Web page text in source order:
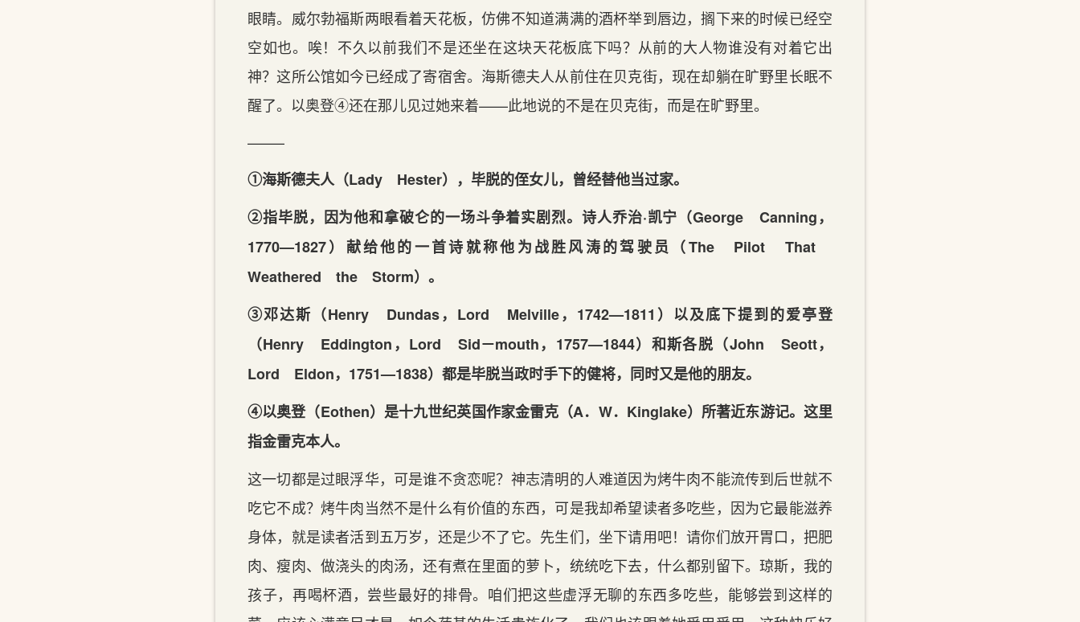
眼睛。威尔勃福斯两眼看着天花板，仿佛不知道满满的酒杯举到唇边，搁下来的时候已经空
空如也。唉！不久以前我们不是还坐在这块天花板底下吗？从前的大人物谁没有对着它出
神？这所公馆如今已经成了寄宿舍。海斯德夫人从前住在贝克街，现在却躺在旷野里长眠不
醒了。以奥登④还在那儿见过她来着——此地说的不是在贝克街，而是在旷野里。
——–
①海斯德夫人（Lady Hester），毕脱的侄女儿，曾经替他当过家。
②指毕脱，因为他和拿破仑的一场斗争着实剧烈。诗人乔治·凯宁（George Canning，
1770—1827）献给他的一首诗就称他为战胜风涛的驾驶员（The Pilot That
Weathered the Storm）。
③邓达斯（Henry Dundas，Lord Melville，1742—1811）以及底下提到的爱亭登
（Henry Eddington，Lord Sid－mouth，1757—1844）和斯各脱（John Seott，
Lord Eldon，1751—1838）都是毕脱当政时手下的健将，同时又是他的朋友。
④以奥登（Eothen）是十九世纪英国作家金雷克（A．W．Kinglake）所著近东游记。这里
指金雷克本人。
这一切都是过眼浮华，可是谁不贪恋呢？神志清明的人难道因为烤牛肉不能流传到后世就不
吃它不成？烤牛肉当然不是什么有价值的东西，可是我却希望读者多吃些，因为它最能滋养
身体，就是读者活到五万岁，还是少不了它。先生们，坐下请用吧！请你们放开胃口，把肥
肉、瘦肉、做浇头的肉汤，还有煮在里面的萝卜，统统吃下去，什么都别留下。琼斯，我的
孩子，再喝杯酒，尝些最好的排骨。咱们把这些虚浮无聊的东西多吃些，能够尝到这样的